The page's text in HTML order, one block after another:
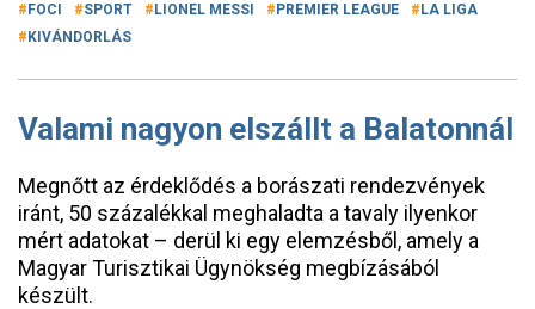
FOCI SPORT LIONEL MESSI PREMIER LEAGUE
LA LIGA
KIVÁNDORLÁS
Valami nagyon elszállt a Balatonnál
Megnőtt az érdeklődés a borászati rendezvények
iránt, 50 százalékkal meghaladta a tavaly ilyenkor
mért adatokat – derül ki egy elemzésből, amely a
Magyar Turisztikai Ügynökség megbízásából
készült.